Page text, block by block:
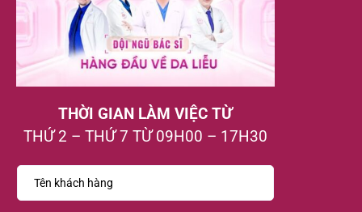
THỜI GIAN LÀM VIỆC TỪ
THỨ 2 – THỨ 7 TỪ 09H00 – 17H30